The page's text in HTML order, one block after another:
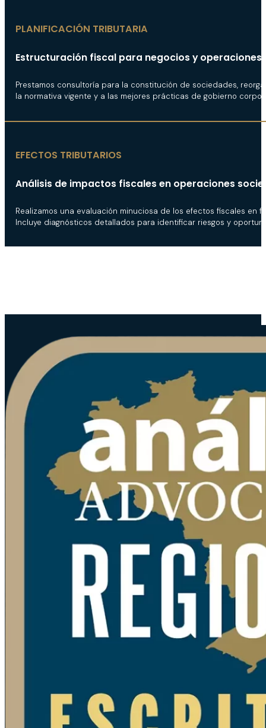
PLANIFICACIÓN TRIBUTARIA
Estructuración fiscal para negocios y operaciones.
Prestamos consultoría para la constitución de sociedades,
la normativa vigente y a las mejores prácticas de gobierno
EFECTOS TRIBUTARIOS
Análisis de impactos fiscales en operaciones
Realizamos una evaluación minuciosa de los efectos fiscales en
Incluye diagnósticos detallados para identificar riesgos y